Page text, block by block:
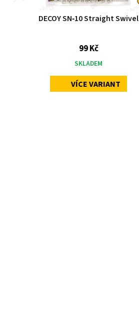
DECOY SN‑10 Straight Swivel
99 Kč
SKLADEM
VÍCE VARIANT